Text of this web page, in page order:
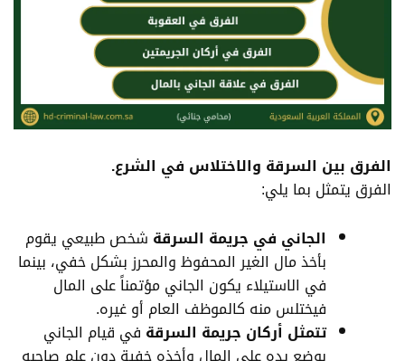
الفرق بين السرقة والاختلاس في الشرع.
الفرق يتمثل بما يلي:
الجاني في جريمة السرقة شخص طبيعي يقوم
بأخذ مال الغير المحفوظ والمحرز بشكل خفي، بينما
في الاستيلاء يكون الجاني مؤتمناً على المال
فيختلس منه كالموظف العام أو غيره.
تتمثل أركان جريمة السرقة في قيام الجاني